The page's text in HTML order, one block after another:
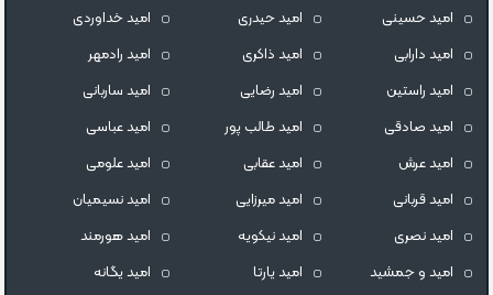
امید حسینی
امید حیدری
امید خداوردی
امید دارابی
امید ذاکری
امید رادمهر
امید راستین
امید رضایی
امید ساربانی
امید صادقی
امید طالب پور
امید عباسی
امید عرش
امید عقابی
امید علومی
امید قربانی
امید میرزایی
امید نسیمیان
امید نصری
امید نیکویه
امید هورمند
امید و جمشید
امید یارتا امید یگانه